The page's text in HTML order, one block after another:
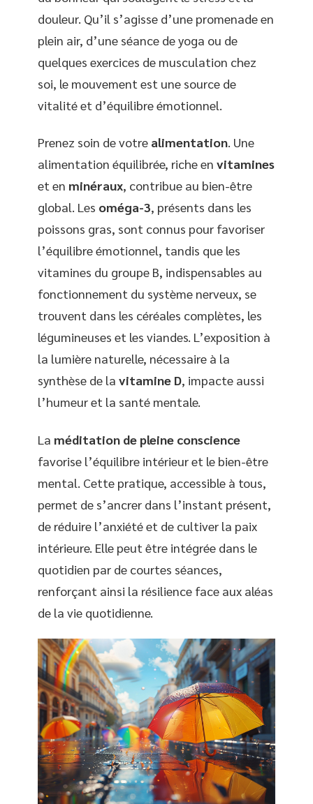
douleur. Qu’il s’agisse d’une promenade en
plein air, d’une séance de yoga ou de
quelques exercices de musculation chez
soi, le mouvement est une source de
vitalité et d’équilibre émotionnel.
Prenez soin de votre alimentation. Une
alimentation équilibrée, riche en vitamines
et en minéraux, contribue au bien-être
global. Les oméga-3, présents dans les
poissons gras, sont connus pour favoriser
l’équilibre émotionnel, tandis que les
vitamines du groupe B, indispensables au
fonctionnement du système nerveux, se
trouvent dans les céréales complètes, les
légumineuses et les viandes. L’exposition à
la lumière naturelle, nécessaire à la
synthèse de la vitamine D, impacte aussi
l’humeur et la santé mentale.
La méditation de pleine conscience
favorise l’équilibre intérieur et le bien-être
mental. Cette pratique, accessible à tous,
permet de s’ancrer dans l’instant présent,
de réduire l’anxiété et de cultiver la paix
intérieure. Elle peut être intégrée dans le
quotidien par de courtes séances,
renforçant ainsi la résilience face aux aléas
de la vie quotidienne.